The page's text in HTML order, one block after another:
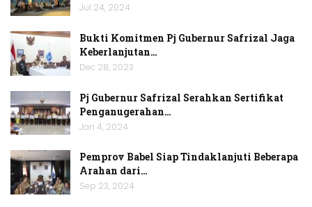
Jul 24, 2024
Bukti Komitmen Pj Gubernur Safrizal Jaga
Keberlanjutan…
Dec 28, 2023
Pj Gubernur Safrizal Serahkan Sertifikat
Penganugerahan…
Jan 4, 2024
Pemprov Babel Siap Tindaklanjuti Beberapa
Arahan dari…
Sep 23, 2024